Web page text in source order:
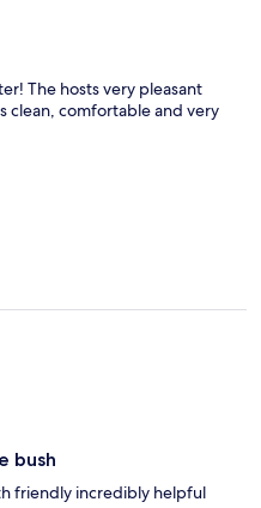
The hosts very pleasant
clean, comfortable and very
bush
friendly incredibly helpful